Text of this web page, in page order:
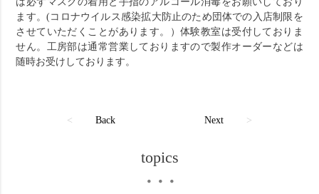
ます。(コロナウイルス感染拡大防止のため団体での入店制限を
させていただくことがあります。）体験教室は受付しておりま
せん。工房部は通常営業しておりますので製作オーダーなどは
随時お受けしております。
< Back Next >
topics
・・・